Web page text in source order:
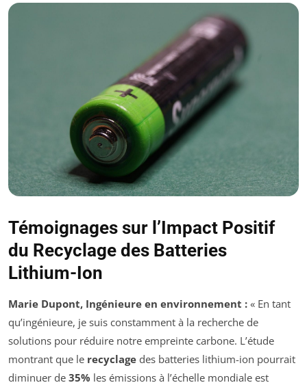
Témoignages sur l’Impact Positif
du Recyclage des Batteries
Lithium-Ion
Marie Dupont, Ingénieure en environnement : « En tant
qu’ingénieure, je suis constamment à la recherche de
solutions pour réduire notre empreinte carbone. L’étude
montrant que le recyclage des batteries lithium-ion pourrait
diminuer de 35% les émissions à l’échelle mondiale est